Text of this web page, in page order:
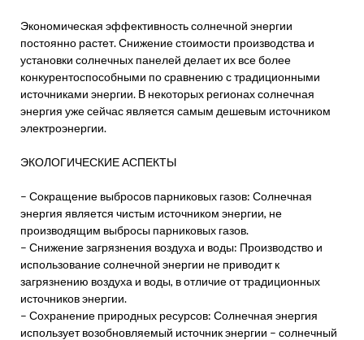
Экономическая эффективность солнечной энергии
постоянно растет. Снижение стоимости производства и
установки солнечных панелей делает их все более
конкурентоспособными по сравнению с традиционными
источниками энергии. В некоторых регионах солнечная
энергия уже сейчас является самым дешевым источником
электроэнергии.
ЭКОЛОГИЧЕСКИЕ АСПЕКТЫ
– Сокращение выбросов парниковых газов: Солнечная
энергия является чистым источником энергии, не
производящим выбросы парниковых газов.
– Снижение загрязнения воздуха и воды: Производство и
использование солнечной энергии не приводит к
загрязнению воздуха и воды, в отличие от традиционных
источников энергии.
– Сохранение природных ресурсов: Солнечная энергия
использует возобновляемый источник энергии – солнечный